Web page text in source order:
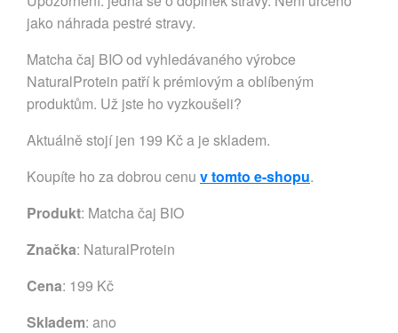
jako náhrada pestré stravy.
Matcha čaj BIO od vyhledávaného výrobce
NaturalProtein patří k prémiovým a oblíbeným
produktům. Už jste ho vyzkoušeli?
Aktuálně stojí jen 199 Kč a je skladem.
Koupíte ho za dobrou cenu v tomto e-shopu.
Produkt: Matcha čaj BIO
Značka: NaturalProtein
Cena: 199 Kč
Skladem: ano